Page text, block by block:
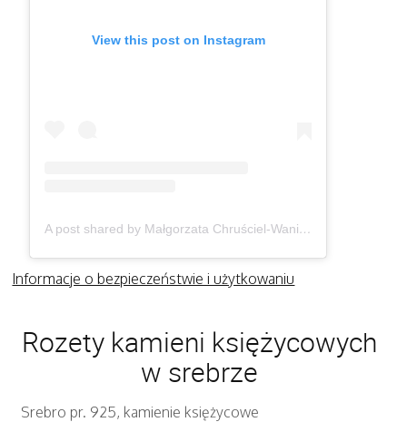
View this post on Instagram
A post shared by Małgorzata Chruściel-Waniek (@gosiawaniek)
Informacje o bezpieczeństwie i użytkowaniu
Rozety kamieni księżycowych
w srebrze
Srebro pr. 925, kamienie księżycowe